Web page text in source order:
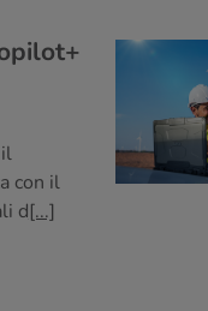
con il
d[...]